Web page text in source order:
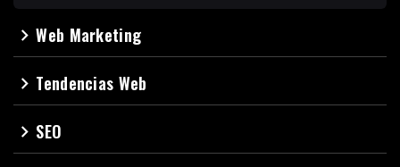
navigate_nextWeb Marketing
navigate_next Tendencias Web
navigate_next SEO